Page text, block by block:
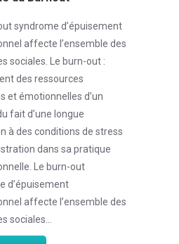
syndrome d’épuisement
affecte l’ensemble des
sociales. Le burn-out :
des ressources
et émotionnelles d’un
fait d’une longue
à des conditions de stress
dans sa pratique
Le burn-out
d’épuisement
affecte l’ensemble des
sociales…